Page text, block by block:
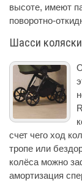
высоте, имеют
поворотно-
Шасси
счет чего ход
тропе или
колёса можно
амортизация